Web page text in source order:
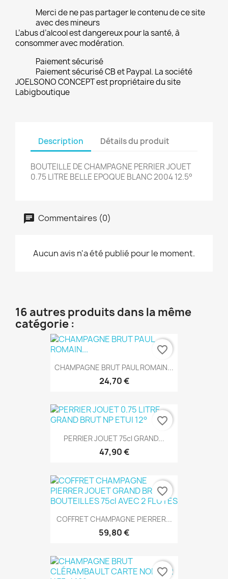
Merci de ne pas partager le contenu de ce site
avec des mineurs
L’abus d’alcool est dangereux pour la santé, à
consommer avec modération.
Paiement sécurisé
Paiement sécurisé CB et Paypal. La société
JOELSONO CONCEPT est propriétaire du site
Labigboutique
Description Détails du produit
BOUTEILLE DE CHAMPAGNE PERRIER JOUET
0.75 LITRE BELLE EPOQUE BLANC 2004 12.5°
Commentaires (0)
Aucun avis n'a été publié pour le moment.
16 autres produits dans la même
catégorie :
CHAMPAGNE BRUT PAUL ROMAIN...
24,70 €
favorite_border
PERRIER JOUET 75cl GRAND...
47,90 €
favorite_border
COFFRET CHAMPAGNE PIERRER...
59,80 €
favorite_border
favorite_border